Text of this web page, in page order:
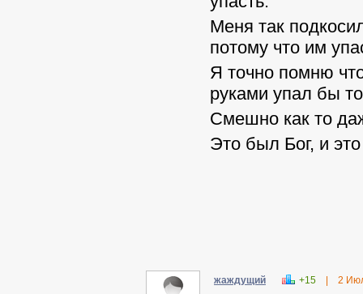
Меня так
потому что им
Я точно помню
руками упал бы
Смешно как то
Это был Бог, и
жаждущий +15 2